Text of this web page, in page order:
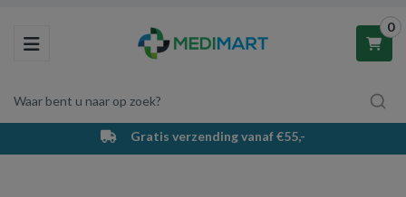
Toggle navigation
Waar bent u naar op zoek?
0
Winkelwagen
Gratis verzending vanaf €55,-